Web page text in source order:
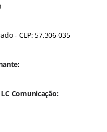
- CEP: 57.306-035
Comunicação: